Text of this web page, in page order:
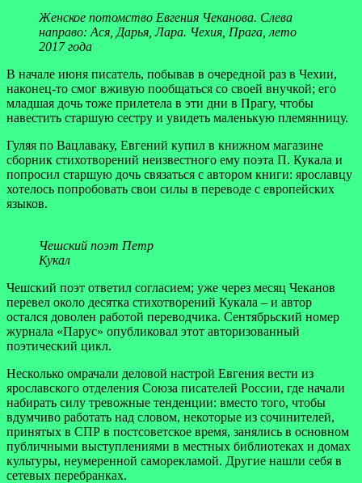
Женское потомство Евгения Чеканова. Слева
направо: Ася, Дарья, Лара. Чехия, Прага, лето
2017 года
В начале июня писатель, побывав в очередной раз в Чехии,
наконец-то смог вживую пообщаться со своей внучкой; его
младшая дочь тоже прилетела в эти дни в Прагу, чтобы
навестить старшую сестру и увидеть маленькую племянницу.
Гуляя по Вацлаваку, Евгений купил в книжном магазине
сборник стихотворений неизвестного ему поэта П. Кукала и
попросил старшую дочь связаться с автором книги: ярославцу
хотелось попробовать свои силы в переводе с европейских
языков.
Чешский поэт Петр
Кукал
Чешский поэт ответил согласием; уже через месяц Чеканов
перевел около десятка стихотворений Кукала – и автор
остался доволен работой переводчика. Сентябрьский номер
журнала «Парус» опубликовал этот авторизованный
поэтический цикл.
Несколько омрачали деловой настрой Евгения вести из
ярославского отделения Союза писателей России, где начали
набирать силу тревожные тенденции: вместо того, чтобы
вдумчиво работать над словом, некоторые из сочинителей,
принятых в СПР в постсоветское время, занялись в основном
публичными выступлениями в местных библиотеках и домах
культуры, неумеренной саморекламой. Другие нашли себя в
сетевых перебранках.